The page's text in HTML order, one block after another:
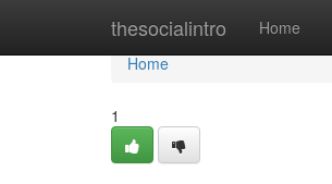
thesocialintro Home
Home
Home
1